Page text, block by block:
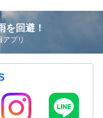
を回避！
プリ